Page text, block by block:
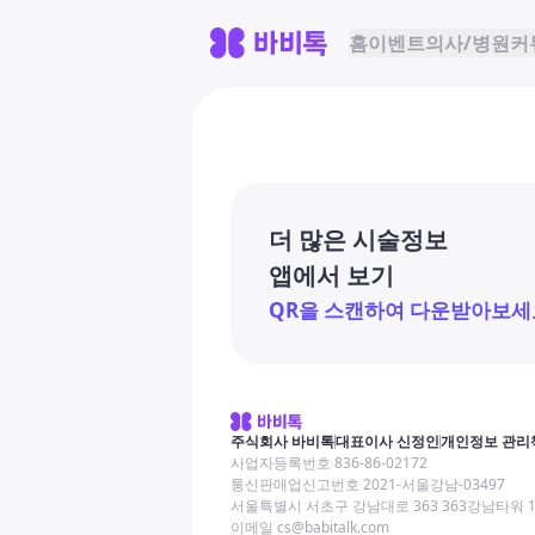
홈이벤트의사/병원커
더 많은 시술정보
앱에서 보기
QR을 스캔하여 다운받아보세
주식회사 바비톡대표이사 신정인개인정보 관리
사업자등록번호 836-86-02172
통신판매업신고번호 2021-서울강남-03497
서울특별시 서초구 강남대로 363 363강남타워
이메일 cs@babitalk.com